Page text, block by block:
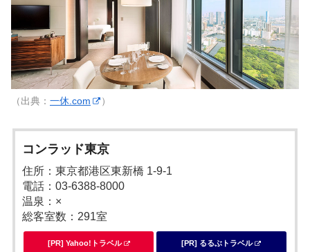
（出典： 一休.com ）
コンラッド東京
住所：東京都港区東新橋 1-9-1
電話：03-6388-8000
温泉：×
総客室数：291室
[PR] Yahoo!トラベル [PR] るるぶトラベル